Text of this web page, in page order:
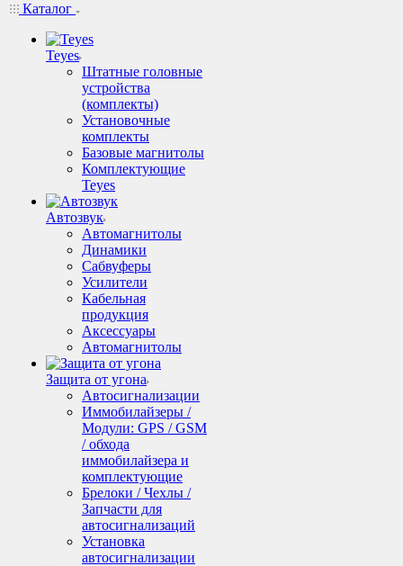
Каталог
Teyes
Штатные головные
устройства
(комплекты)
Установочные
комплекты
Базовые магнитолы
Комплектующие
Teyes
Автозвук
Автомагнитолы
Динамики
Сабвуферы
Усилители
Кабельная
продукция
Аксессуары
Автомагнитолы
Защита от угона
Автосигнализации
Иммобилайзеры /
Модули: GPS / GSM
/ обхода
иммобилайзера и
комплектующие
Брелоки / Чехлы /
Запчасти для
автосигнализаций
Установка
автосигнализации